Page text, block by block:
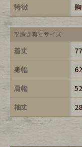
特徴
平置き実寸サイズ
着丈
身幅
肩幅
袖丈